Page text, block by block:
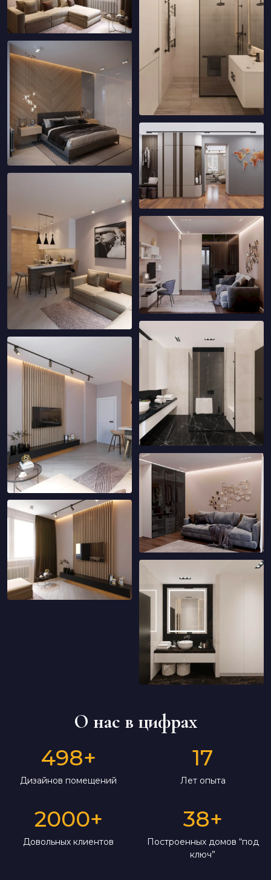
О нас в цифрах
498+
Дизайнов помещений
17
Лет опыта
2000+
Довольных клиентов
38+
Построенных домов “под
ключ”